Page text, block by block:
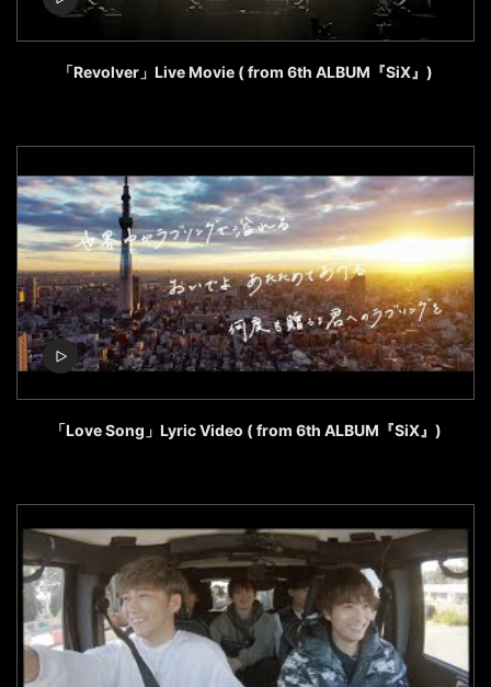
「Revolver」Live Movie ( from 6th ALBUM『SiX』)
「Love Song」Lyric Video ( from 6th ALBUM『SiX』)